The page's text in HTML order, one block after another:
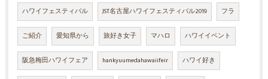
ハワイフェスティバル JST名古屋ハワイフェスティバル2019 フラ
ご紹介 愛知県から 旅好き女子 マハロ ハワイイベント
阪急梅田ハワイフェア hankyuumedahawaiifeir ハワイ好き